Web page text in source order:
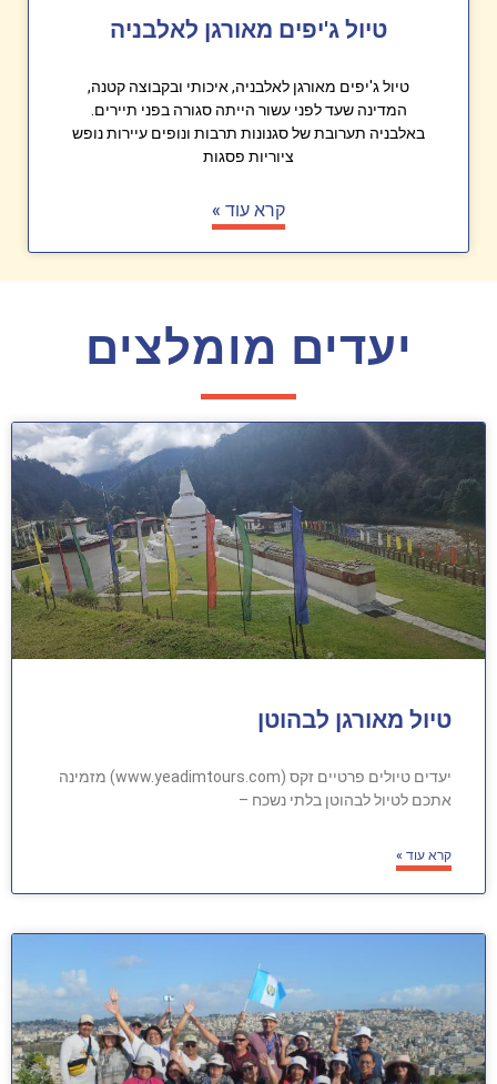
טיול ג'יפים מאורגן לאלבניה
טיול ג'יפים מאורגן לאלבניה, איכותי ובקבוצה קטנה,
המדינה שעד לפני עשור הייתה סגורה בפני תיירים.
באלבניה תערובת של סגנונות תרבות ונופים עיירות נופש
ציוריות פסגות
קרא עוד »
יעדים מומלצים
טיול מאורגן לבהוטן
יעדים טיולים פרטיים זקס (www.yeadimtours.com) מזמינה
אתכם לטיול לבהוטן בלתי נשכח –
קרא עוד »